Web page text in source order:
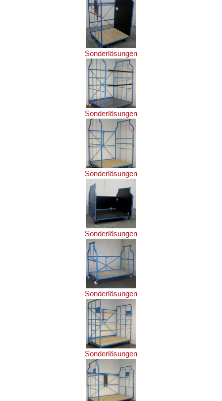
Sonderlösungen
Sonderlösungen
Sonderlösungen
Sonderlösungen
Sonderlösungen
Sonderlösungen